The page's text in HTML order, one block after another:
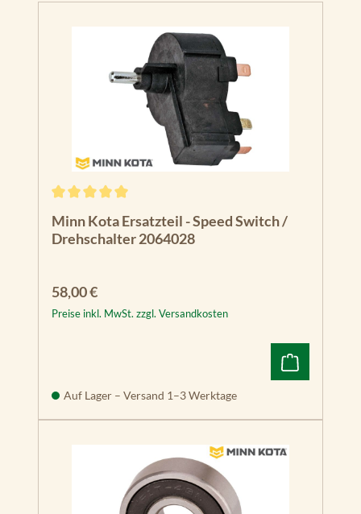
Minn Kota Ersatzteil - Speed Switch /
Drehschalter 2064028
Regulärer Preis:
58,00 €
Preise inkl. MwSt. zzgl. Versandkosten
Auf Lager – Versand 1–3 Werktage